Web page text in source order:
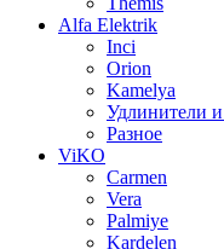
Alfa Elektrik
Inci
Orion
Kamelya
Удлинители
Разное
ViKO
Carmen
Vera
Palmiye
Kardelen